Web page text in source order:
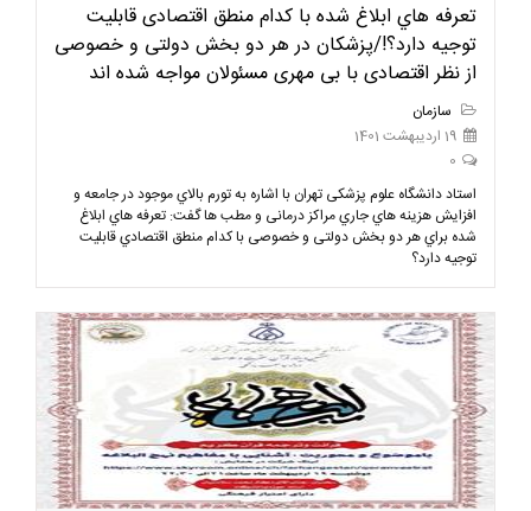
تعرفه هاي ابلاغ شده با کدام منطق اقتصادی قابلیت
توجیه دارد؟!/پزشکان در هر دو بخش دولتی و خصوصی
از نظر اقتصادی با بی مهری مسئولان مواجه شده اند
سازمان
19 اردیبهشت 1401
0
استاد دانشگاه علوم پزشکی تهران با اشاره به تورم بالاي موجود در جامعه و
افزایش هزینه هاي جاري مراکز درمانی و مطب ها گفت: تعرفه هاي ابلاغ
شده براي هر دو بخش دولتی و خصوصی با کدام منطق اقتصادي قابلیت
توجیه دارد؟